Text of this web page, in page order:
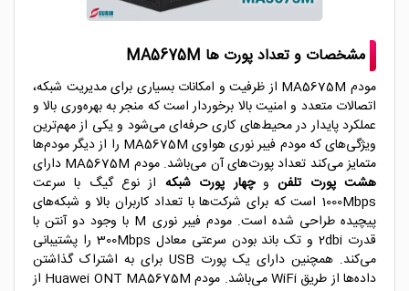
مشخصات و تعداد پورت ها MA5675M
مودم MA5675M از ظرفیت و امکانات بسیاری برای مدیریت شبکه،
اتصالات متعدد و امنیت بالا برخوردار است که منجر به بهره‌وری بالا و
عملکرد پایدار در محیط‌های کاری حرفه‌ای می‌شود و یکی از مهم‌ترین
ویژگی‌های که مودم فیبر نوری هواوی MA5675M را از دیگر مودم‌ها
متمایز می‌کند تعداد پورت‌های آن می‌باشد. مودم MA5675M دارای
هشت پورت تلفنوچهار پورت شبکه از نوع گیگ با سرعت
1000Mbps است که برای شرکت‌ها با تعداد کاربران بالا و شبکه‌های
پیچیده طراحی شده است. مودم فیبر نوری M با وجود دو آنتن با
قدرت 2dbi و تک باند بودن سرعتی معادل 300Mbps را پشتیبانی
می‌کند. همچنین دارای یک پورت USB برای به اشتراک گذاشتن
داده‌ها از طریق WiFi می‌باشد. مودم Huawei ONT MA5675M از